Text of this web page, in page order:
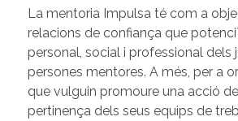
La mentoria Impulsa té com a
relacions de confiança que
personal, social i professional dels
persones mentores. A més, per a
que vulguin promoure una acció
pertinença dels seus equips de